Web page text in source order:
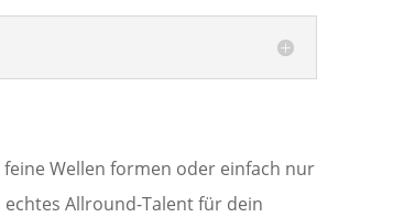
Wellen formen oder einfach nur
Allround-Talent für dein